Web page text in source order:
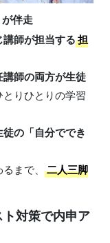
が伴走
師が担当する 担
講師の両方が生徒
りひとりの学習
徒の「自分ででき
まで、
二人三脚
対策で内申ア